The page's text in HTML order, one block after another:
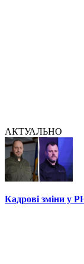
АКТУАЛЬНО
Кадрові зміни у